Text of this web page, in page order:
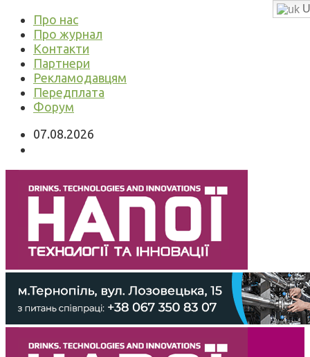
Про нас
Про журнал
Контакти
Партнери
Рекламодавцям
Передплата
Форум
07.08.2026